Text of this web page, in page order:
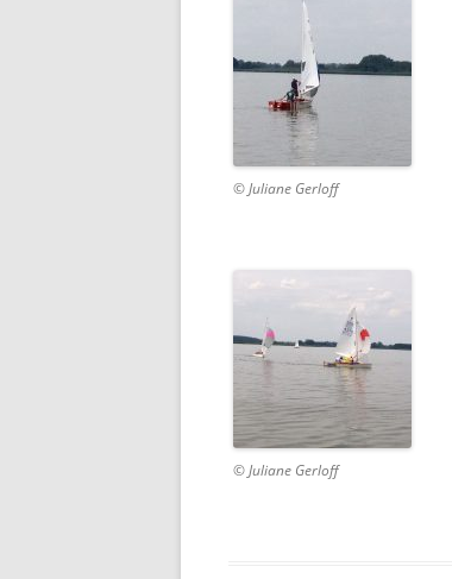
© Juliane Gerloff
© Juliane Gerloff